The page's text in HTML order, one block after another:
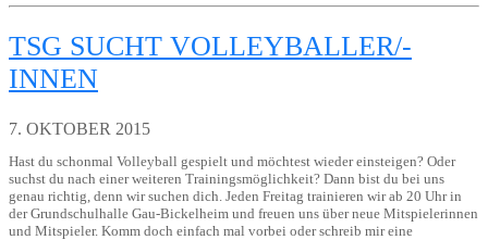
TSG SUCHT VOLLEYBALLER/-
INNEN
7. OKTOBER 2015
Hast du schonmal Volleyball gespielt und möchtest wieder einsteigen? Oder
suchst du nach einer weiteren Trainingsmöglichkeit? Dann bist du bei uns
genau richtig, denn wir suchen dich. Jeden Freitag trainieren wir ab 20 Uhr in
der Grundschulhalle Gau-Bickelheim und freuen uns über neue Mitspielerinnen
und Mitspieler. Komm doch einfach mal vorbei oder schreib mir eine